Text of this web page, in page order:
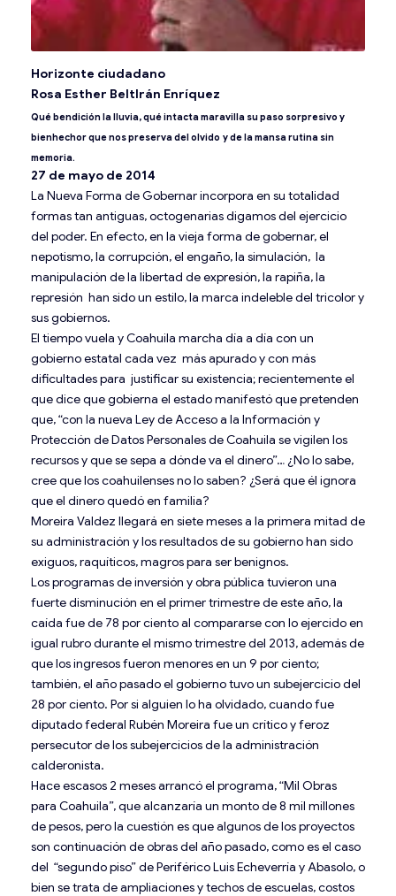
Horizonte ciudadano
Rosa Esther Beltlrán Enríquez
Qué bendición la lluvia, qué intacta maravilla su paso sorpresivo y
bienhechor que nos preserva del olvido y de la mansa rutina sin
memoria.
27 de mayo de 2014
La Nueva Forma de Gobernar incorpora en su totalidad
formas tan antiguas, octogenarias digamos del ejercicio
del poder. En efecto, en la vieja forma de gobernar, el
nepotismo, la corrupción, el engaño, la simulación, la
manipulación de la libertad de expresión, la rapiña, la
represión han sido un estilo, la marca indeleble del tricolor y
sus gobiernos.
El tiempo vuela y Coahuila marcha día a día con un
gobierno estatal cada vez más apurado y con más
dificultades para justificar su existencia; recientemente el
que dice que gobierna el estado manifestó que pretenden
que, “con la nueva Ley de Acceso a la Información y
Protección de Datos Personales de Coahuila se vigilen los
recursos y que se sepa a dónde va el dinero”… ¿No lo sabe,
cree que los coahuilenses no lo saben? ¿Será que él ignora
que el dinero quedó en familia?
Moreira Valdez llegará en siete meses a la primera mitad de
su administración y los resultados de su gobierno han sido
exiguos, raquíticos, magros para ser benignos.
Los programas de inversión y obra pública tuvieron una
fuerte disminución en el primer trimestre de este año, la
caída fue de 78 por ciento al compararse con lo ejercido en
igual rubro durante el mismo trimestre del 2013, además de
que los ingresos fueron menores en un 9 por ciento;
también, el año pasado el gobierno tuvo un subejercicio del
28 por ciento. Por si alguien lo ha olvidado, cuando fue
diputado federal Rubén Moreira fue un crítico y feroz
persecutor de los subejercicios de la administración
calderonista.
Hace escasos 2 meses arrancó el programa, “Mil Obras
para Coahuila”, que alcanzaría un monto de 8 mil millones
de pesos, pero la cuestión es que algunos de los proyectos
son continuación de obras del año pasado, como es el caso
del “segundo piso” de Periférico Luis Echeverría y Abasolo, o
bien se trata de ampliaciones y techos de escuelas, costos